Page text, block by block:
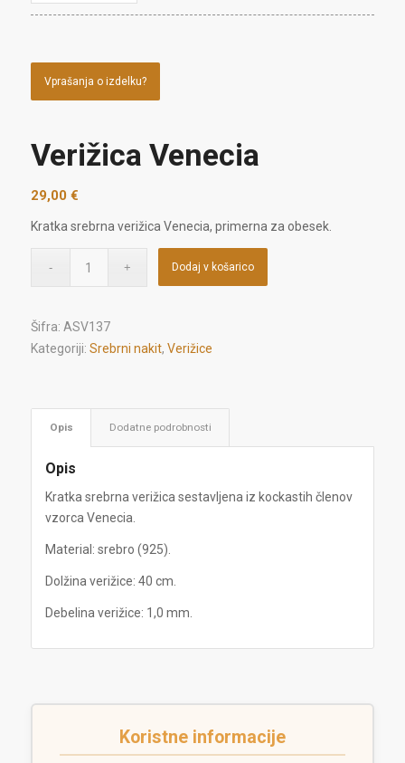
Vprašanja o izdelku?
Verižica Venecia
29,00 €
Kratka srebrna verižica Venecia, primerna za obesek.
Dodaj v košarico
Šifra: ASV137
Kategoriji: Srebrni nakit, Verižice
Opis Dodatne podrobnosti
Opis
Kratka srebrna verižica sestavljena iz kockastih členov
vzorca Venecia.
Material: srebro (925).
Dolžina verižice: 40 cm.
Debelina verižice: 1,0 mm.
Koristne informacije